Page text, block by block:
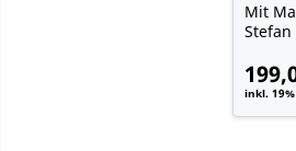
Mit
Stefan
inkl.